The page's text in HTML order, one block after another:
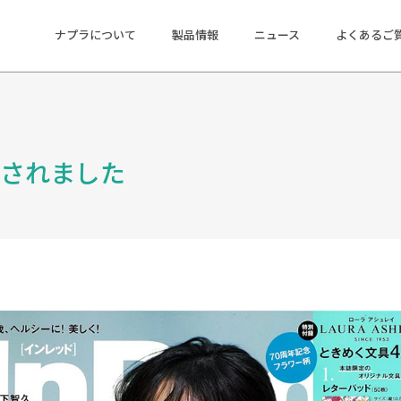
ナプラについて 製品情報 ニュース よくあるご
れました